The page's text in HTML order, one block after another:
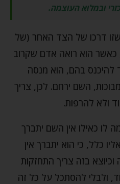
ובמלוא העוצמה.
דרכו של הצד האחר (של
כאשר הוא רואה אדם שקרוב
להיכנס בהם, הוא מנסה
השם ירחם. לכן, צריך
ולא להרפות.
לו כאילו אין השם יתברך
כלל, כי הוא יתברך אין
בזה צריך התחזקות
ולבלי להסתכל על כל זה